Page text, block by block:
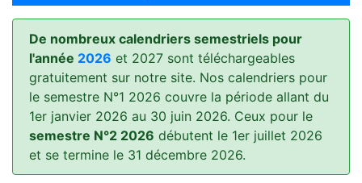
De nombreux calendriers semestriels pour
l'année 2026 et 2027 sont téléchargeables
gratuitement sur notre site. Nos calendriers pour
le semestre N°1 2026 couvre la période allant du
1er janvier 2026 au 30 juin 2026. Ceux pour le
semestre N°2 2026 débutent le 1er juillet 2026
et se termine le 31 décembre 2026.